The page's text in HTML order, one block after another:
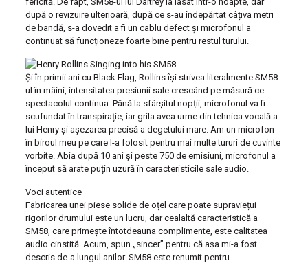
după o revizuire ulterioară, după ce s-au îndepărtat câțiva metri
de bandă, s-a dovedit a fi un cablu defect și microfonul a
continuat să funcționeze foarte bine pentru restul turului.
Și în primii ani cu Black Flag, Rollins își strivea literalmente SM58-
ul în mâini, intensitatea presiunii sale crescând pe măsură ce
spectacolul continua. Până la sfârșitul nopții, microfonul va fi
scufundat în transpirație, iar grila avea urme din tehnica vocală a
lui Henry și așezarea precisă a degetului mare. Am un microfon
în biroul meu pe care l-a folosit pentru mai multe tururi de cuvinte
vorbite. Abia după 10 ani și peste 750 de emisiuni, microfonul a
început să arate puțin uzură în caracteristicile sale audio.
Voci autentice
Fabricarea unei piese solide de oțel care poate supraviețui
rigorilor drumului este un lucru, dar cealaltă caracteristică a
SM58, care primește întotdeauna complimente, este calitatea
audio cinstită. Acum, spun „sincer” pentru că așa mi-a fost
descris de-a lungul anilor. SM58 este renumit pentru